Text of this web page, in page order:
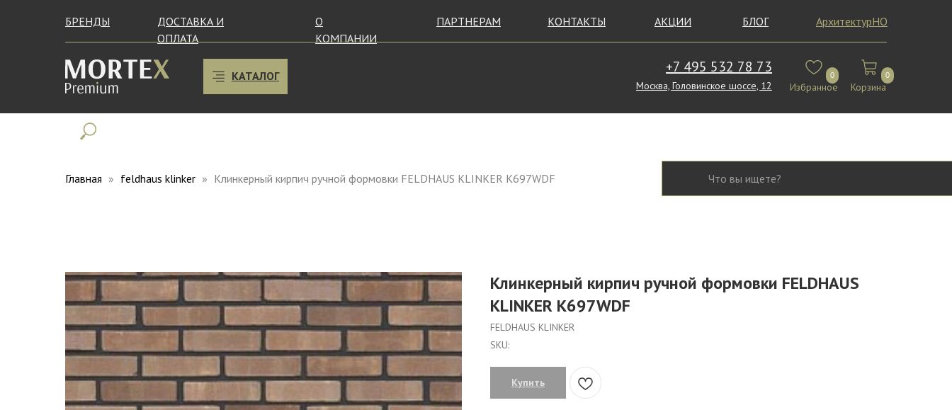
+7 495 532 78 73
Москва, Головинское шоссе, 12
АКЦИИ
КОНТАКТЫ
ПАРТНЕРАМ
О
КОМПАНИИ
ДОСТАВКА И
ОПЛАТА
БРЕНДЫ
КАТАЛОГ
БЛОГ
0 0
Избранное Корзина
АрхитектурНО
Главная feldhaus klinker Клинкерный кирпич ручной формовки FELDHAUS KLINKER K697WDF
Клинкерный кирпич ручной формовки FELDHAUS
KLINKER K697WDF
FELDHAUS KLINKER
SKU:
Купить